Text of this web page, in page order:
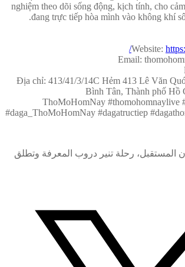
nghiệm theo dõi sống động, kịch tính, cho
đang trực tiếp hòa mình vào không khí
Website:
Email:
Địa chỉ: 413/41/3/14C Hẻm 413 Lê Văn
Bình Tân, Thành phố Hồ
#ThoMoHomNay
#daga_ThoMoHomNay #dagatructiep
المستقبل، رحلة تنير دروب المعرفة وتطلق